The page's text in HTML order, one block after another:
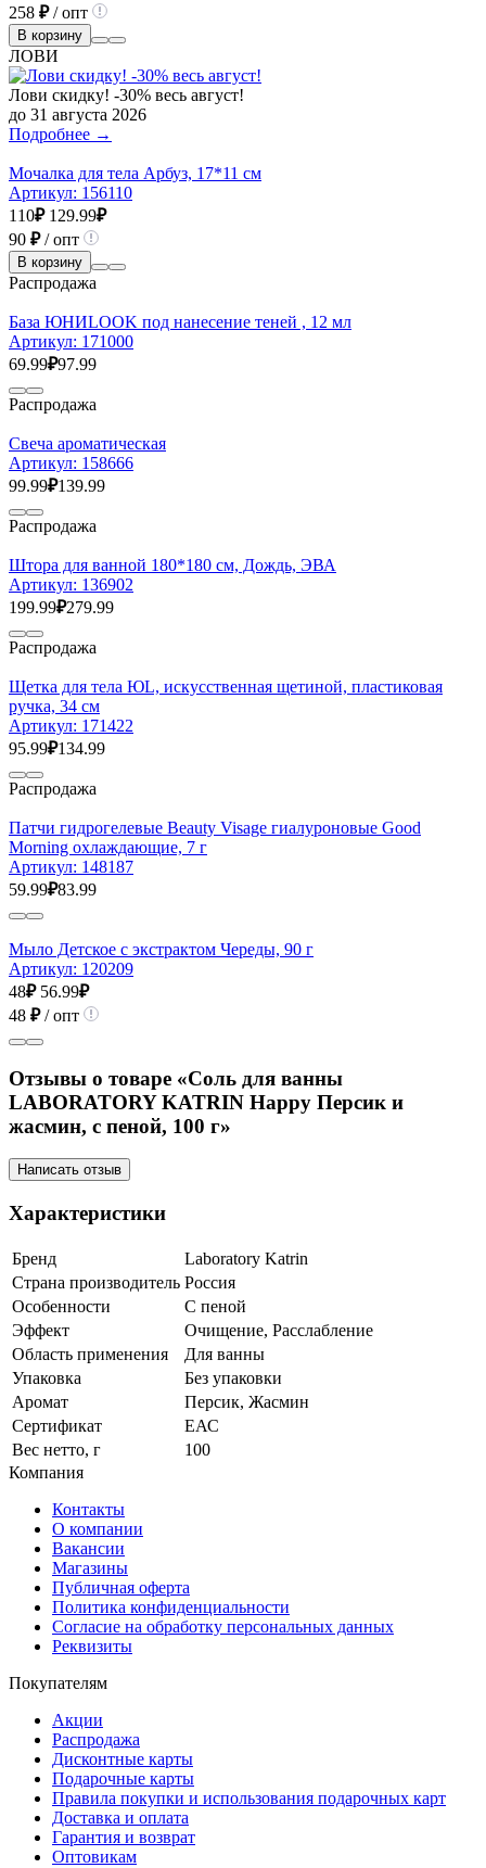
258 ₽/ опт
В корзину
ЛОВИ
Лови скидку! -30% весь август!
до 31 августа 2026
Подробнее →
Мочалка для тела Арбуз, 17*11 см
Артикул: 156110
110₽ 129.99₽
90 ₽/ опт
В корзину
Распродажа
База ЮНИLOOK под нанесение теней , 12 мл
Артикул: 171000
69.99₽97.99
Распродажа
Свеча ароматическая
Артикул: 158666
99.99₽139.99
Распродажа
Штора для ванной 180*180 см, Дождь, ЭВА
Артикул: 136902
199.99₽279.99
Распродажа
Щетка для тела ЮL, искусственная щетиной, пластиковая
ручка, 34 см
Артикул: 171422
95.99₽134.99
Распродажа
Патчи гидрогелевые Beauty Visage гиалуроновые Good
Morning охлаждающие, 7 г
Артикул: 148187
59.99₽83.99
Мыло Детское с экстрактом Череды, 90 г
Артикул: 120209
48₽ 56.99₽
48 ₽/ опт
Отзывы о товаре «Соль для ванны
LABORATORY KATRIN Happy Персик и
жасмин, с пеной, 100 г»
Написать отзыв
Характеристики
Бренд
Laboratory Katrin
Страна производитель Россия
Особенности
С пеной
Эффект
Очищение, Расслабление
Область применения
Для ванны
Упаковка
Без упаковки
Аромат
Персик, Жасмин
Сертификат
ЕАС
Вес нетто, г
100
Компания
Контакты
О компании
Вакансии
Магазины
Публичная оферта
Политика конфиденциальности
Согласие на обработку персональных данных
Реквизиты
Покупателям
Акции
Распродажа
Дисконтные карты
Подарочные карты
Правила покупки и использования подарочных карт
Доставка и оплата
Гарантия и возврат
Оптовикам